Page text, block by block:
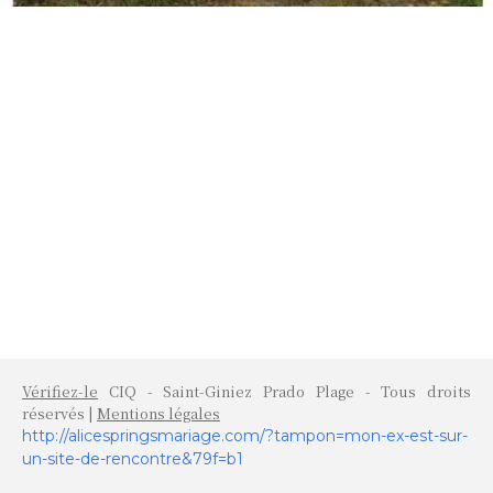
Vérifiez-le CIQ - Saint-Giniez Prado Plage - Tous droits
réservés | Mentions légales
http://alicespringsmariage.com/?tampon=mon-ex-est-sur-
un-site-de-rencontre&79f=b1